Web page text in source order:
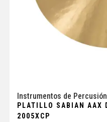
Instrumentos de Percusión
PLATILLO SABIAN AAX
2005XCP